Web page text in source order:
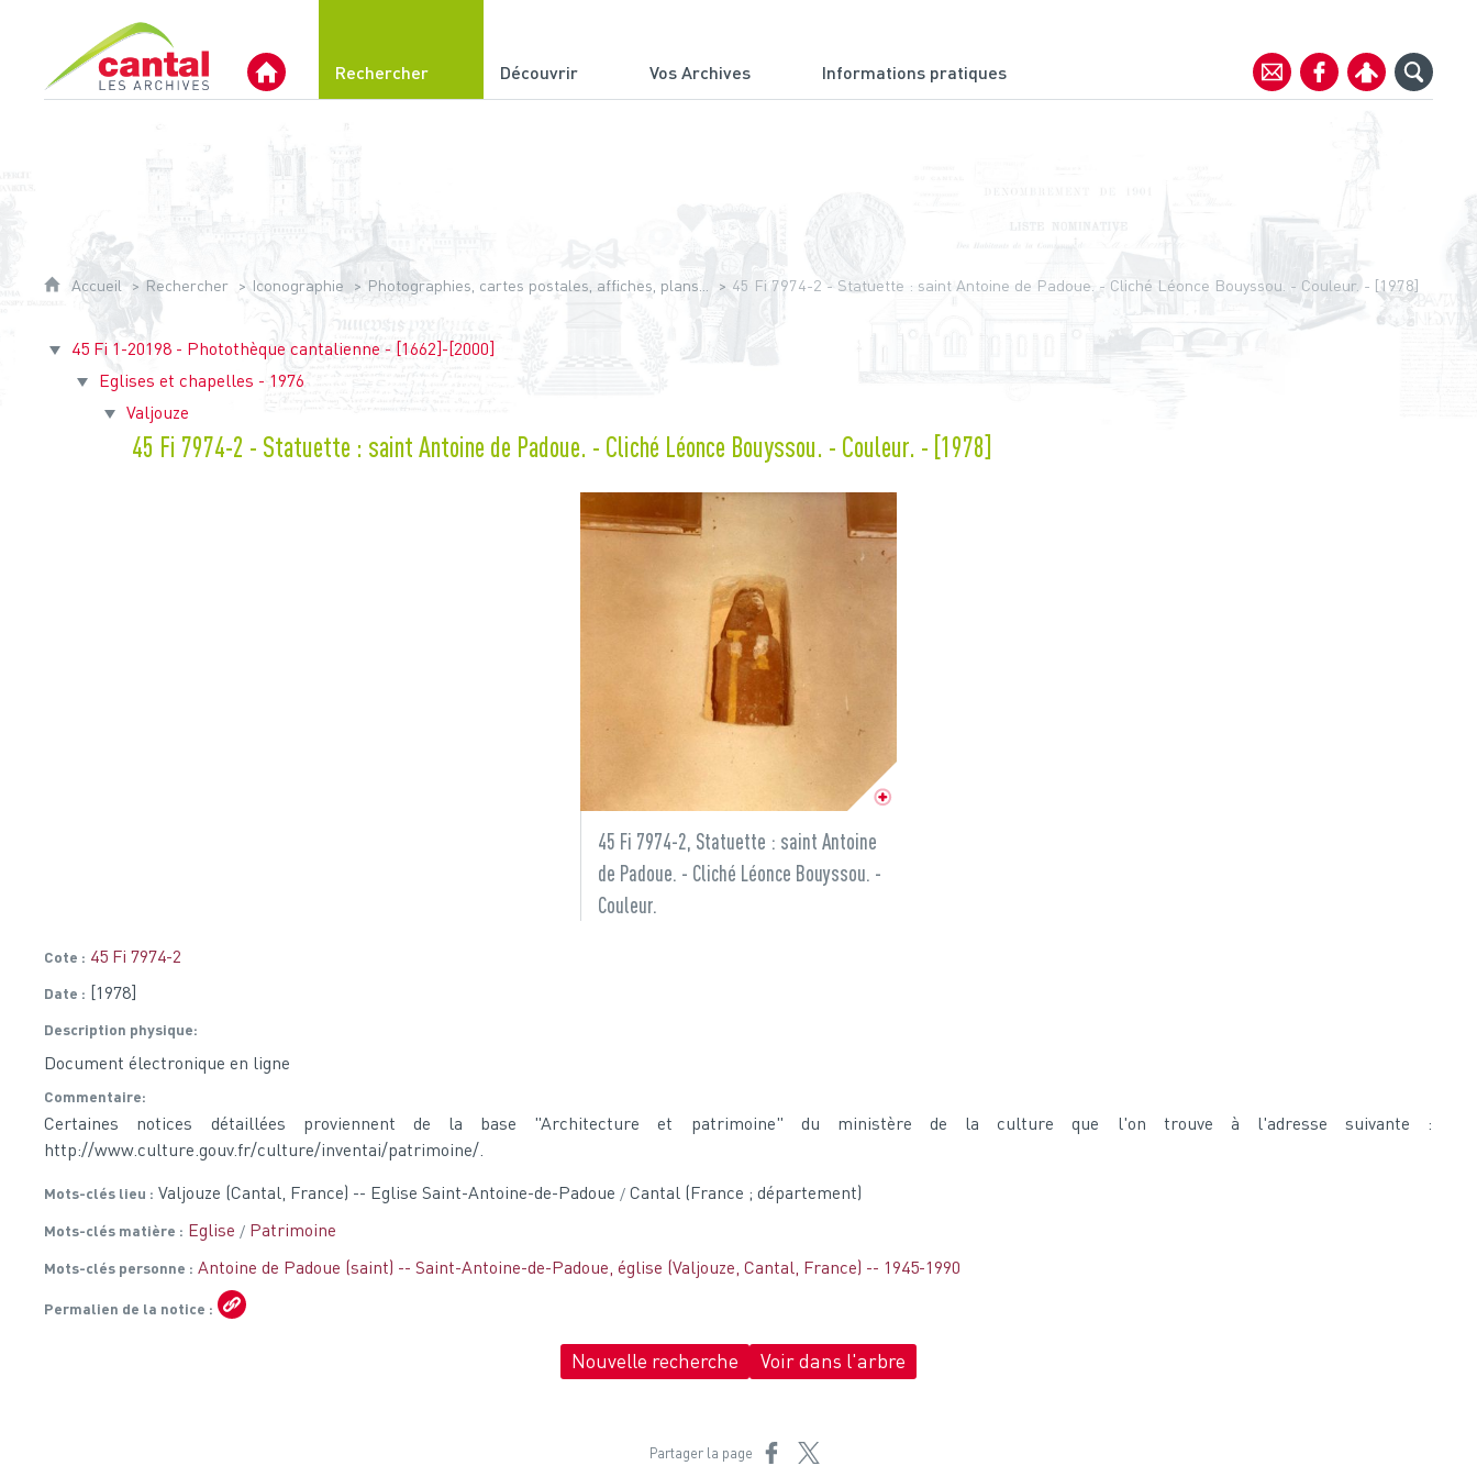
Archives Départementales du Cantal
Rechercher Découvrir Vos Archives Informations pratiques
Accueil Rechercher Iconographie Photographies, cartes postales, affiches, plans... 45 Fi 7974-2 - Statuette : saint Antoine de Padoue. - Cliché Léonce Bouyssou. - Couleur. - [1978]
45 Fi 1-20198 - Photothèque cantalienne - [1662]-[2000]
Eglises et chapelles - 1976
Valjouze
45 Fi 7974-2 - Statuette : saint Antoine de Padoue. - Cliché Léonce Bouyssou. - Couleur. - [1978]
45 Fi 7974-2, Statuette : saint Antoine
de Padoue. - Cliché Léonce Bouyssou. -
Couleur.
Cote 45 Fi 7974-2
Date [1978]
Description physique
Document électronique en ligne
Commentaire
Certaines notices détaillées proviennent de la base "Architecture et patrimoine" du ministère de la culture que l'on trouve à l'adresse suivante :
http://www.culture.gouv.fr/culture/inventai/patrimoine/.
Mots-clés lieu Valjouze (Cantal, France) -- Eglise Saint-Antoine-de-Padoue Cantal (France ; département)
Mots-clés matière Eglise Patrimoine
Mots-clés personne Antoine de Padoue (saint) -- Saint-Antoine-de-Padoue, église (Valjouze, Cantal, France) -- 1945-1990
Permalien de la notice
Nouvelle recherche Voir dans l'arbre
Partager la page Partager sur Facebook
Partager sur X